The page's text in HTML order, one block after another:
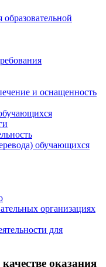
и оснащенность
обучающихся
организациях
для
оказания